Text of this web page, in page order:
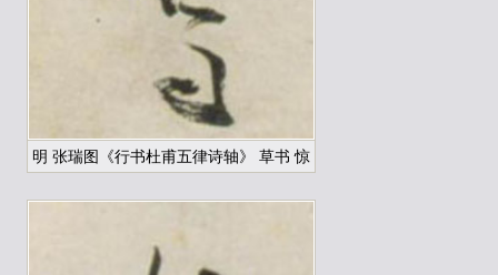
明 张瑞图《行书杜甫五律诗轴》 草书 惊